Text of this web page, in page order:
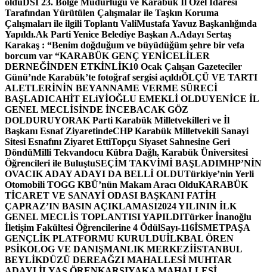
olduDSİ 23. Bölge Müdürlüğü ve Karabük İl Özel İdaresi
Tarafından Yürütülen Çalışmalar ile Taşkın Koruma
Çalışmaları ile ilgili Toplantı ValiMustafa Yavuz Başkanlığında
Yapıldı.Ak Parti Yenice Belediye Başkan A.Adayı Sertaş
Karakaş : “Benim doğduğum ve büyüdüğüm şehre bir vefa
borcum var “KARABÜK GENÇ YENİCELİLER
DERNEĞİNDEN ETKİNLİK10 Ocak Çalışan Gazeteciler
Günü’nde Karabük’te fotoğraf sergisi açıldıÖLÇÜ VE TARTI
ALETLERİNİN BEYANNAME VERME SÜRECİ
BAŞLADICAHİT ELiYİOĞLU EMEKLİ OLDUYENİCE İL
GENEL MECLİSİNDE İNCEBACAK GÖZ
DOLDURUYORAK Parti Karabük Milletvekilleri ve İl
Başkanı Esnaf ZiyaretindeCHP Karabük Milletvekili Sanayi
Sitesi Esnafını Ziyaret EttiTopçu Siyaset Sahnesine Geri
DöndüMilli Tekvandocu Kübra Dağlı, Karabük Üniversitesi
Öğrencileri ile BuluştuSEÇİM TAKVİMİ BAŞLADIMHP’NİN
OVACIK ADAY ADAYI DA BELLİ OLDUTürkiye’nin Yerli
Otomobili TOGG KBÜ’nün Makam Aracı OlduKARABÜK
TİCARET VE SANAYİ ODASI BAŞKANI FATİH
ÇAPRAZ’IN BASIN AÇIKLAMASI2024 YILININ İLK
GENEL MECLİS TOPLANTISI YAPILDITürker İnanoğlu
İletişim Fakültesi Öğrencilerine 4 ÖdülSayı-116İSMETPAŞA
GENÇLİK PLATFORMU KURULDUİLKBAL ÖREN
PSİKOLOG VE DANIŞMANLIK MERKEZİİSTANBUL
BEYLİKDÜZÜ DEREAĞZI MAHALLESİ MUHTAR